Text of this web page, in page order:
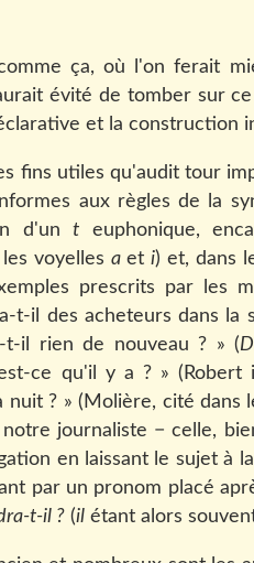
ça, où l'on ferait
évité de tomber sur
et la construction
fins utiles qu'audit tour
aux règles de la
d'unt euphonique,
voyelles aeti) et, dans
prescrits par les
t-il des acheteurs dans
t-il rien de nouveau ? » (
ce qu'il y a ? » (Robert
nuit ? » (Molière, cité dans
journaliste − celle,
en laissant le sujet à
par un pronom placé
t-il ? (il étant alors